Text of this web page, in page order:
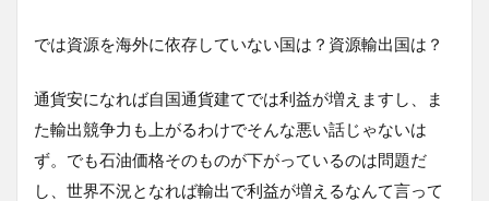
では資源を海外に依存していない国は？資源輸出国は？
通貨安になれば自国通貨建てでは利益が増えますし、ま
た輸出競争力も上がるわけでそんな悪い話じゃないは
ず。でも石油価格そのものが下がっているのは問題だ
し、世界不況となれば輸出で利益が増えるなんて言って